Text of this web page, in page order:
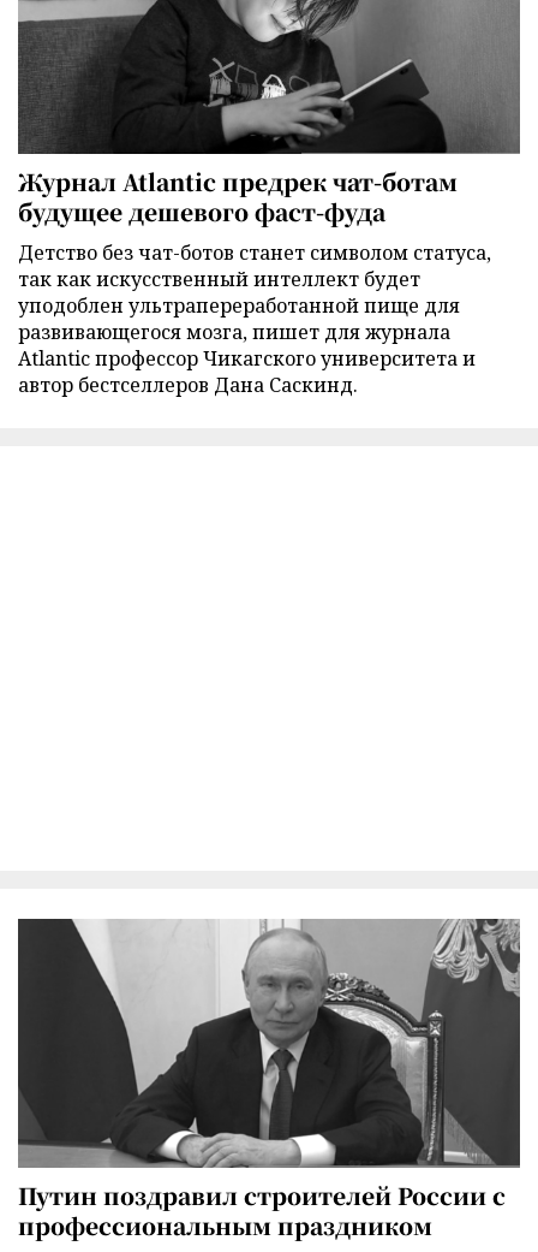
Журнал Atlantic предрек чат-ботам
будущее дешевого фаст-фуда
Детство без чат-ботов станет символом статуса,
так как искусственный интеллект будет
уподоблен ультрапереработанной пище для
развивающегося мозга, пишет для журнала
Atlantic профессор Чикагского университета и
автор бестселлеров Дана Саскинд.
Путин поздравил строителей России с
профессиональным праздником